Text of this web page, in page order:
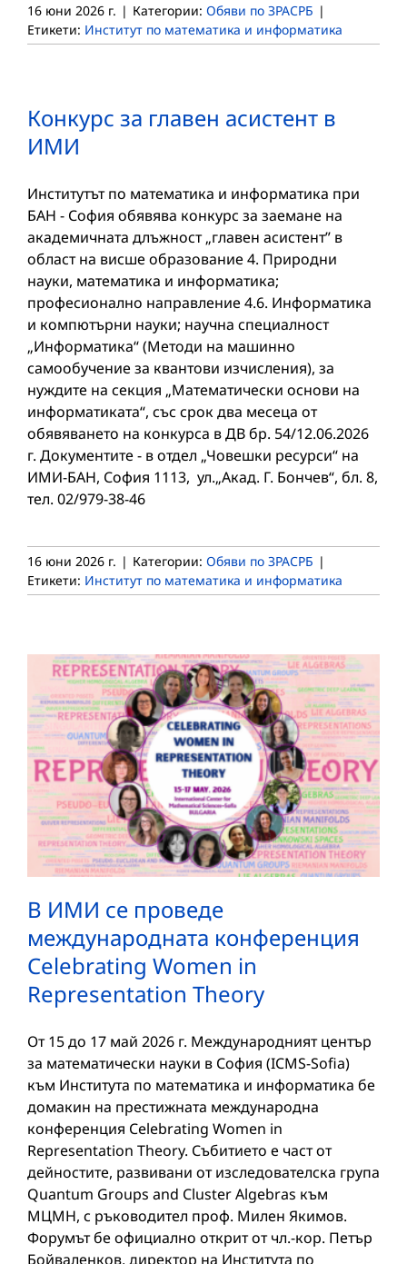
16 юни 2026 г. | Категории: Обяви по ЗРАСРБ |
Етикети: Институт по математика и информатика
Конкурс за главен асистент в
ИМИ
Институтът по математика и информатика при
БАН - София обявява конкурс за заемане на
академичната длъжност „главен асистент” в
област на висше образование 4. Природни
науки, математика и информатика;
професионално направление 4.6. Информатика
и компютърни науки; научна специалност
„Информатика“ (Методи на машинно
самообучение за квантови изчисления), за
нуждите на секция „Математически основи на
информатиката“, със срок два месеца от
обявяването на конкурса в ДВ бр. 54/12.06.2026
г. Документите - в отдел „Човешки ресурси“ на
ИМИ-БАН, София 1113, ул.„Акад. Г. Бончев“, бл. 8,
тел. 02/979-38-46
16 юни 2026 г. | Категории: Обяви по ЗРАСРБ |
Етикети: Институт по математика и информатика
В ИМИ се проведе
международната конференция
Celebrating Women in
Representation Theory
От 15 до 17 май 2026 г. Международният център
за математически науки в София (ICMS-Sofia)
към Института по математика и информатика бе
домакин на престижната международна
конференция Celebrating Women in
Representation Theory. Събитието е част от
дейностите, развивани от изследователска група
Quantum Groups and Cluster Algebras към
МЦМН, с ръководител проф. Милен Якимов.
Форумът бе официално открит от чл.-кор. Петър
Бойваленков, директор на Института по